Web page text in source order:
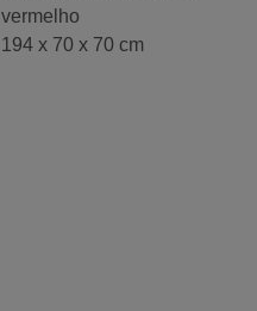
vermelho
194 x 70 x 70 cm